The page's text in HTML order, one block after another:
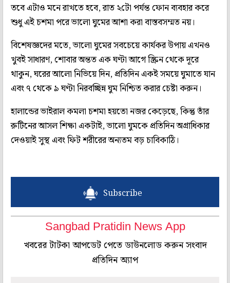
তবে এটাও মনে রাখতে হবে, রাত ২টো পর্যন্ত ফোন ব্যবহার করে
শুধু এই চশমা পরে ভালো ঘুমের আশা করা বাস্তবসম্মত নয়।
বিশেষজ্ঞদের মতে, ভালো ঘুমের সবচেয়ে কার্যকর উপায় এখনও
খুবই সাধারণ, শোবার অন্তত এক ঘণ্টা আগে স্ক্রিন থেকে দূরে
থাকুন, ঘরের আলো নিভিয়ে দিন, প্রতিদিন একই সময়ে ঘুমাতে যান
এবং ৭ থেকে ৯ ঘণ্টা নিরবচ্ছিন্ন ঘুম নিশ্চিত করার চেষ্টা করুন।
হালান্ডের ভাইরাল কমলা চশমা হয়তো নজর কেড়েছে, কিন্তু তাঁর
রুটিনের আসল শিক্ষা একটাই, ভালো ঘুমকে প্রতিদিন অগ্রাধিকার
দেওয়াই সুস্থ এবং ফিট শরীরের অন্যতম বড় চাবিকাঠি।
Subscribe
Sangbad Pratidin News App
খবরের টাটকা আপডেট পেতে ডাউনলোড করুন সংবাদ
প্রতিদিন অ্যাপ